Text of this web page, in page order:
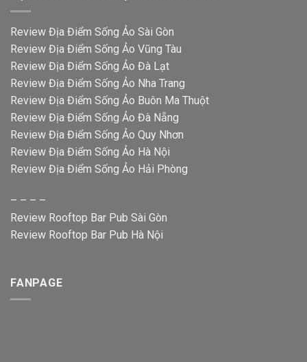
Review Địa Điểm Sống Ảo Sài Gòn
Review Địa Điểm Sống Ảo Vũng Tàu
Review Địa Điểm Sống Ảo Đà Lạt
Review Địa Điểm Sống Ảo Nha Trang
Review Địa Điểm Sống Ảo Buôn Ma Thuột
Review Địa Điểm Sống Ảo Đà Nẵng
Review Địa Điểm Sống Ảo Quy Nhơn
Review Địa Điểm Sống Ảo Hà Nội
Review Địa Điểm Sống Ảo Hải Phòng
– – – –
Review Rooftop Bar Pub Sài Gòn
Review Rooftop Bar Pub Hà Nội
FANPAGE